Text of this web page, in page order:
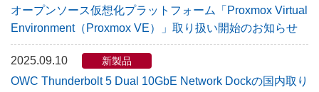
オープンソース仮想化プラットフォーム「Proxmox Virtual
Environment（Proxmox VE）」取り扱い開始のお知らせ
2025.09.10 新製品
OWC Thunderbolt 5 Dual 10GbE Network Dockの国内取り